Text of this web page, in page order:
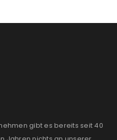
gibt es bereits seit 40